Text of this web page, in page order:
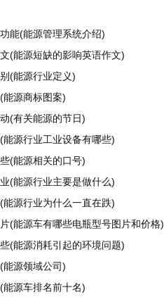
能(能源管理系统介绍)
(能源短缺的影响英语作文)
(能源行业定义)
能源商标图案)
(有关能源的节日)
源行业工业设备有哪些)
(能源相关的口号)
(能源行业主要是做什么)
源行业为什么一直在跌)
(能源车有哪些电瓶型号图片和价格)
(能源消耗引起的环境问题)
能源领域公司)
源车排名前十名)